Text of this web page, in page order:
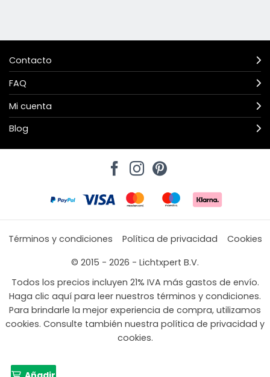
Contacto
FAQ
Mi cuenta
Blog
Términos y condiciones Política de privacidad
Cookies
© 2015 - 2026 - Lichtxpert B.V.
Todos los precios incluyen 21% IVA más gastos de envío.
Haga clic aquí para leer nuestros términos y condiciones.
Para brindarle la mejor experiencia de compra, utilizamos
cookies. Consulte también nuestra política de privacidad y
cookies.